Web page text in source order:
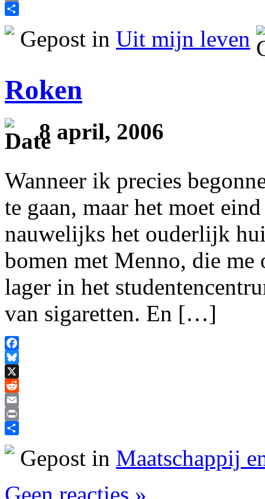
Print
Gepost in Uit mijn leven
Roken
8 april, 2006
Wanneer ik precies
te gaan, maar het moet
nauwelijks het ouderlijk
bomen met Menno, die
lager in het
van sigaretten. En […]
Facebook
Bluesky
X
Reddit
Email
Print
Gepost in Maatschappij
Geen reacties »